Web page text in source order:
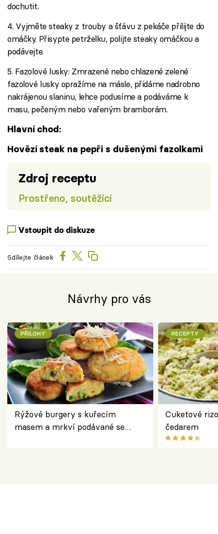
dochutit.
4. Vyjměte steaky z trouby a šťávu z pekáče přilijte do
omáčky. Přisypte petrželku, polijte steaky omáčkou a
podávejte.
5. Fazolové lusky: Zmrazené nebo chlazené zelené
fazolové lusky opražíme na másle, přidáme nadrobno
nakrájenou slaninu, lehce podusíme a podáváme k
masu, pečeným nebo vařeným bramborám.
Hlavní chod:
Hovězí steak na pepři s dušenými fazolkami
Zdroj receptu
Prostřeno, soutěžící
Vstoupit do diskuze
Sdílejte článek
Návrhy pro vás
PŘÍLOHY
Rýžové burgery s kuřecím
masem a mrkví podávané se
RECEPTY
Cuketové
čedarem